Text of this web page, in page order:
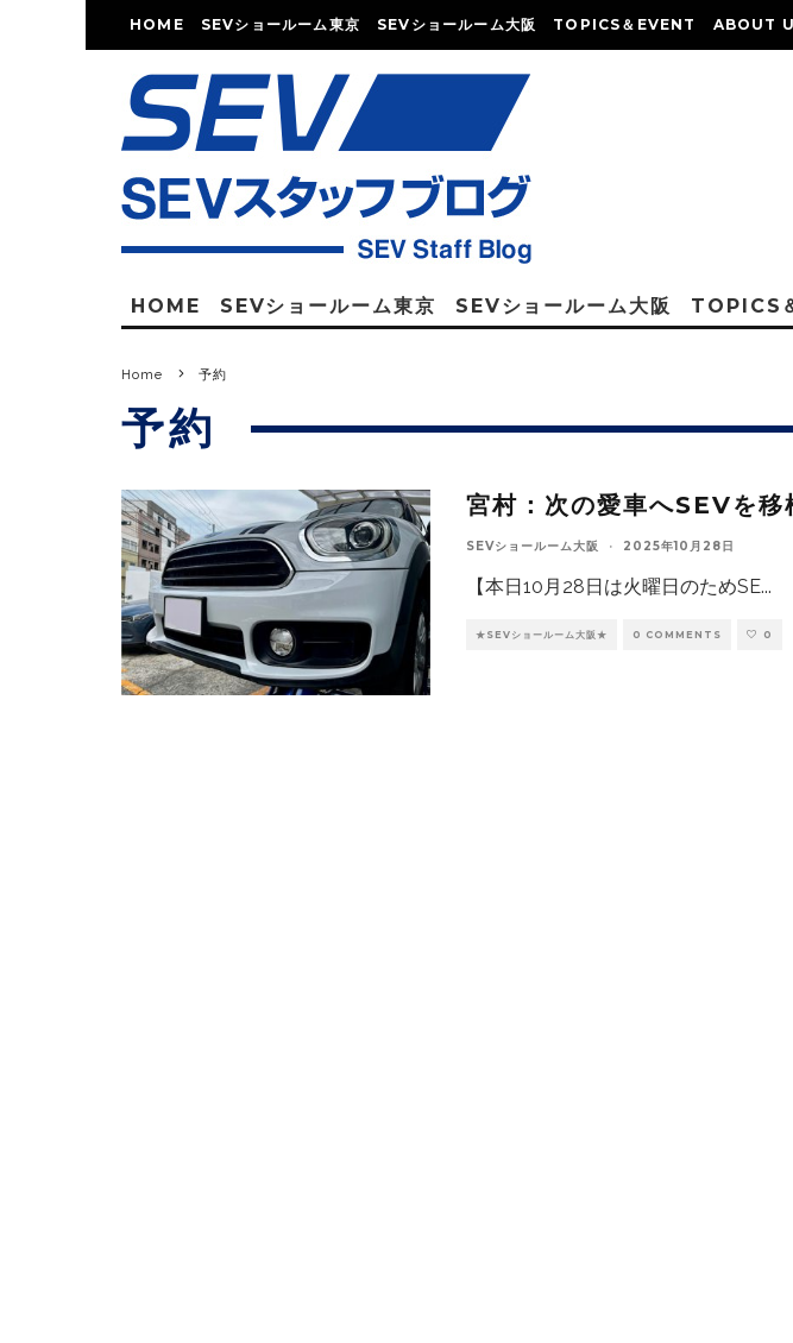
HOME SEVショールーム東京 SEVショールーム大阪 TOPICS＆EVENT ABOUT
HOME SEVショールーム東京 SEVショールーム大阪 TOPICS
Home 予約
予約
宮村：次の愛車へSEVを移
SEVショールーム大阪 · 2025年10月28日
【本日10月28日は火曜日のためSE...
★SEVショールーム大阪★ 0 COMMENTS 0